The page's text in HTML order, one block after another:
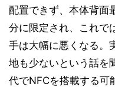
配置できず、本体背面
分に限定され、これで
手は大幅に悪くなる。
地も少ないという話を
代でNFCを搭載する可